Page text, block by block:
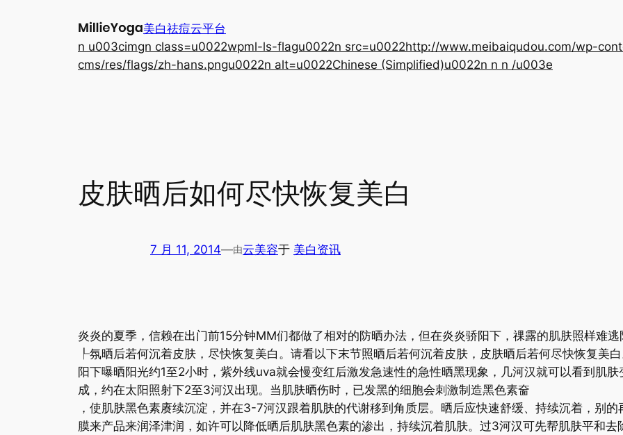
美白祛痘云平台
n u003cimgn class=u0022wpml-ls-flagu0022n src=u0022http://www.meibaiqudou.com/wp-
cms/res/flags/zh-hans.pngu0022n alt=u0022Chinese (Simplified)u0022n n n /u003e
皮肤晒后如何尽快恢复美白
7 月 11, 2014—由云美容于 美白资讯
炎炎的夏季，信赖在出门前15分钟MM们都做了相对的防晒办法，但在炎炎骄阳下，祼露的肌肤照样难
┞氛晒后若何沉着皮肤，尽快恢复美白。请看以下末节照晒后若何沉着皮肤，皮肤晒后若何尽快恢复美
阳下曝晒阳光约1至2小时，紫外线uva就会慢变红后激发急速性的急性晒黑现象，几河汉就可以看到肌
成，约在太阳照射下2至3河汉出现。当肌肤晒伤时，已发黑的细胞会刺激制造黑色素奤
，使肌肤黑色素赓续沉淀，并在3-7河汉跟着肌肤的代谢移到角质层。晒后应快速舒缓、持续沉着，别
膜来产品来润泽津润，如许可以降低晒后肌肤黑色素的渗出，持续沉着肌肤。过3河汉可先帮肌肤平和